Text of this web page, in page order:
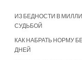
ИЗ БЕДНОСТИ В
СУДЬБОЙ
КАК НАБРАТЬ НОРМУ
ДНЕЙ